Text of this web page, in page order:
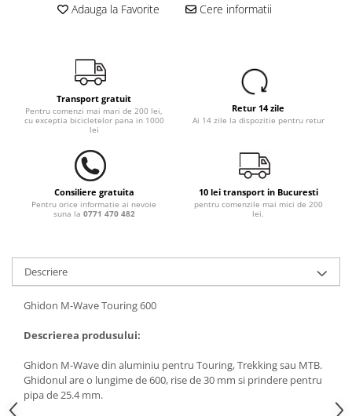
Adauga la Favorite Cere informatii
Transport gratuit
Pentru comenzi mai mari de 200 lei,
cu exceptia bicicletelor pana in 1000
lei
Retur 14 zile
Ai 14 zile la dispozitie pentru retur
Consiliere gratuita
Pentru orice informatie ai nevoie
suna la 0771 470 482
10 lei transport in Bucuresti
pentru comenzile mai mici de 200
lei.
Descriere
Ghidon M-Wave Touring 600
Descrierea produsului:
Ghidon M-Wave din aluminiu pentru Touring, Trekking sau MTB.
Ghidonul are o lungime de 600, rise de 30 mm si prindere pentru
pipa de 25.4 mm.